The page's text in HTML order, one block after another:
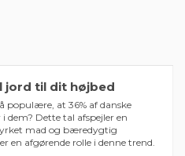
jord til dit højbed
populære, at 36% af danske
dem? Dette tal afspejler en
mad og bæredygtig
en afgørende rolle i denne trend.